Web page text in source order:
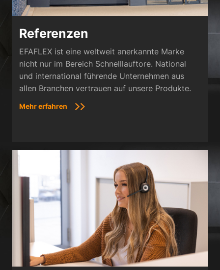
Referenzen
EFAFLEX ist eine weltweit anerkannte Marke
nicht nur im Bereich Schnelllauftore. National
und international führende Unternehmen aus
allen Branchen vertrauen auf unsere Produkte.
Mehr erfahren